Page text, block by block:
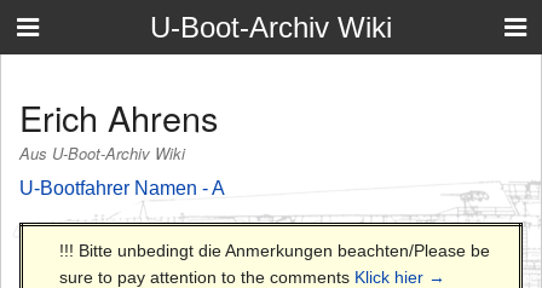
U-Boot-Archiv Wiki
Erich Ahrens
Aus U-Boot-Archiv Wiki
U-Bootfahrer Namen - A
!!! Bitte unbedingt die Anmerkungen beachten/Please be
sure to pay attention to the comments Klick hier →